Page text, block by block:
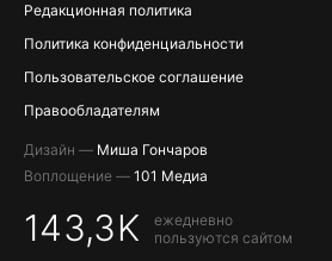
Редакционная политика
Политика конфиденциальности
Пользовательское соглашение
Правообладателям
Дизайн — Миша Гончаров
Воплощение — 101 Медиа
143,3K
ежедневно
пользуются сайтом